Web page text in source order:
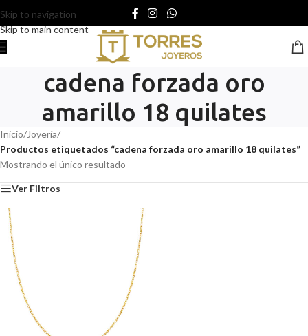
Skip to navigation
Skip to main content
cadena forzada oro
amarillo 18 quilates
Inicio/Joyería/
Productos etiquetados “cadena forzada oro amarillo 18 quilates”
Mostrando el único resultado
Ver Filtros